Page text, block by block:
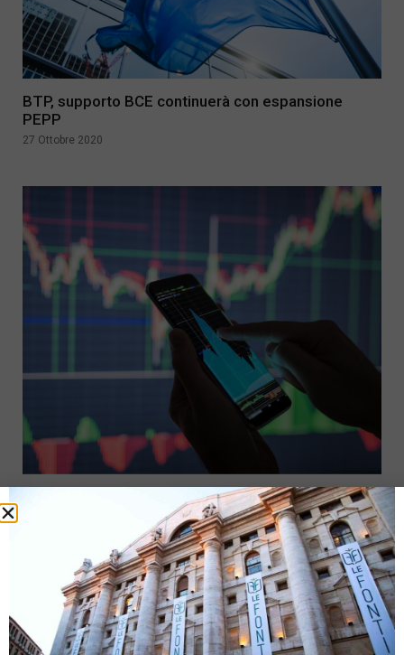
BTP, supporto BCE continuerà con espansione
PEPP
27 Ottobre 2020
Obbligazionari sull’orlo di una crisi di nervi